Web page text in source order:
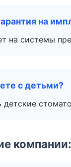
на
на системы
с детьми?
детские
компании: